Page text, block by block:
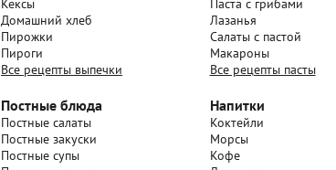
Кексы
Домашний хлеб
Пирожки
Пироги
Все рецепты выпечки
Паста с грибами
Лазанья
Салаты с пастой
Макароны
Все рецепты пасты
Постные блюда
Постные салаты
Постные закуски
Постные супы
Напитки
Коктейли
Морсы
Кофе